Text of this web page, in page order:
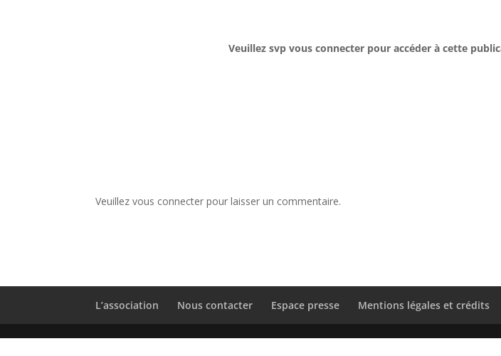
Veuillez svp vous connecter pour accéder à cette
Veuillez vous connecter pour laisser un commentaire.
L’association Nous contacter Espace presse Mentions légales et crédits